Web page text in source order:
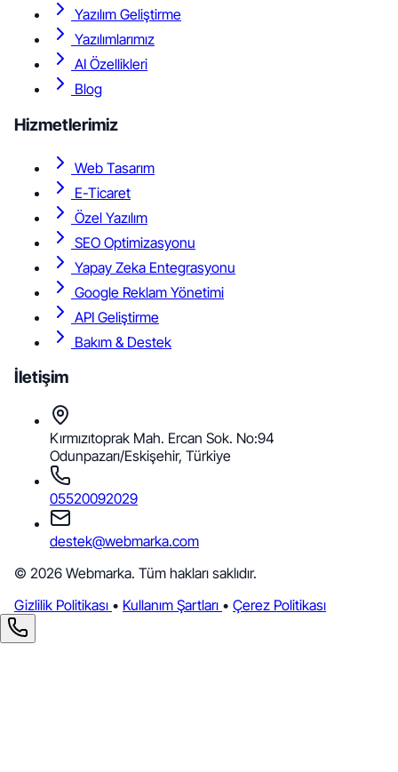
Yazılım Geliştirme
Yazılımlarımız
AI Özellikleri
Blog
Hizmetlerimiz
Web Tasarım
E-Ticaret
Özel Yazılım
SEO Optimizasyonu
Yapay Zeka Entegrasyonu
Google Reklam Yönetimi
API Geliştirme
Bakım & Destek
İletişim
Kırmızıtoprak Mah. Ercan Sok. No:94
Odunpazarı/Eskişehir, Türkiye
05520092029
destek@webmarka.com
© 2026 Webmarka. Tüm hakları saklıdır.
Gizlilik Politikası • Kullanım Şartları • Çerez Politikası